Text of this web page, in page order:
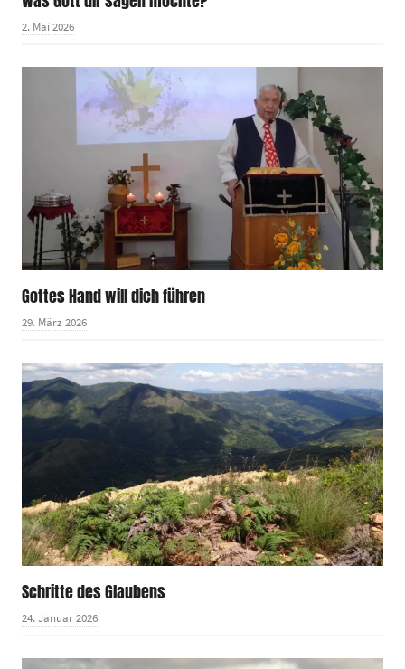
2. Mai 2026
Gottes Hand will dich führen
29. März 2026
Schritte des Glaubens
24. Januar 2026